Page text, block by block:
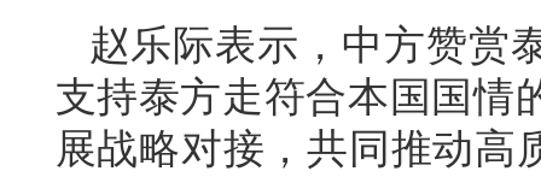
赵乐际表示，中方赞赏
支持泰方走符合本国国情
展战略对接，共同推动高